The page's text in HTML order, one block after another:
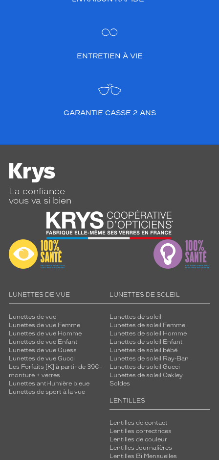
ENTRETIEN À VIE
GARANTIE CASSE 2 ANS
La confiance
vous va si bien
LUNETTES DE VUE
Lunettes de vue
Lunettes de vue Femme
Lunettes de vue Homme
Lunettes de vue Enfant
Lunettes de vue Guess
Lunettes de vue Gucci
Les Forfaits [K] à partir de 39€ -
monture + verres
Lunettes anti-lumière bleue
Lunettes de sport à la vue
LUNETTES DE SOLEIL
Lunettes de soleil
Lunettes de soleil Femme
Lunettes de soleil Homme
Lunettes de soleil Enfant
Lunettes de soleil bébé
Lunettes de soleil Ray-Ban
Lunettes de soleil Gucci
Lunettes de soleil Oakley
Soldes
LENTILLES
Lentilles de contact
Lentilles correctrices
Lentilles de couleur
Lentilles Journalières
Lentilles Bi Mensuelles